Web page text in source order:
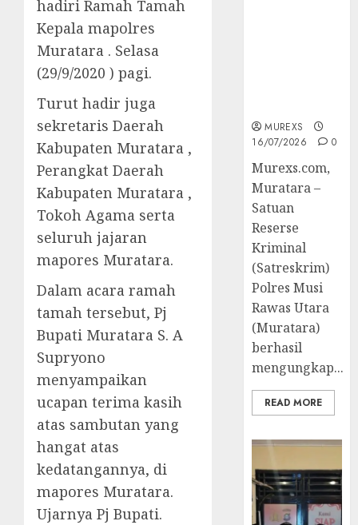
hadiri Ramah Tamah
Kepala mapolres
Muratara . Selasa
(29/9/2020 ) pagi.
Turut hadir juga
sekretaris Daerah
Kabupaten Muratara ,
Perangkat Daerah
Kabupaten Muratara ,
Tokoh Agama serta
seluruh jajaran
mapores Muratara.
Dalam acara ramah
tamah tersebut, Pj
Bupati Muratara S. A
Supryono
menyampaikan
ucapan terima kasih
atas sambutan yang
hangat atas
kedatangannya, di
mapores Muratara.
Ujarnya Pj Bupati.
MUREXS
16/07/2026
0
Murexs.com,
Muratara –
Satuan
Reserse
Kriminal
(Satreskrim)
Polres Musi
Rawas Utara
(Muratara)
berhasil
mengungkap...
READ MORE